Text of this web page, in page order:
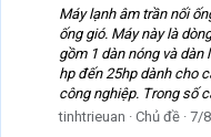
Máy lạnh âm trần nối
ống gió. Máy này là
gồm 1 dàn nóng và
hp đến 25hp dành cho
công nghiệp. Trong số
tinhtrieuan
Chủ đề 7/